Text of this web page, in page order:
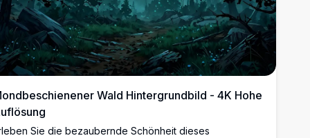
Wald Hintergrundbild - 4K Hohe
Sie die bezaubernde Schönheit dieses